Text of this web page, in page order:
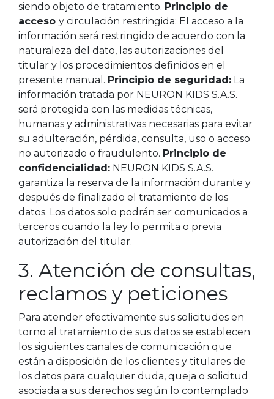
siendo objeto de tratamiento. Principio de
acceso y circulación restringida: El acceso a la
información será restringido de acuerdo con la
naturaleza del dato, las autorizaciones del
titular y los procedimientos definidos en el
presente manual. Principio de seguridad: La
información tratada por NEURON KIDS S.A.S.
será protegida con las medidas técnicas,
humanas y administrativas necesarias para evitar
su adulteración, pérdida, consulta, uso o acceso
no autorizado o fraudulento. Principio de
confidencialidad: NEURON KIDS S.A.S.
garantiza la reserva de la información durante y
después de finalizado el tratamiento de los
datos. Los datos solo podrán ser comunicados a
terceros cuando la ley lo permita o previa
autorización del titular.
3. Atención de consultas,
reclamos y peticiones
Para atender efectivamente sus solicitudes en
torno al tratamiento de sus datos se establecen
los siguientes canales de comunicación que
están a disposición de los clientes y titulares de
los datos para cualquier duda, queja o solicitud
asociada a sus derechos según lo contemplado